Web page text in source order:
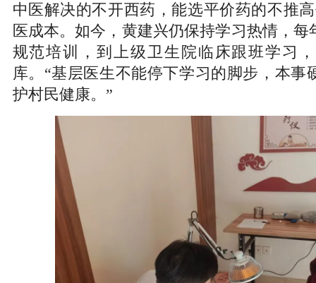
中医解决的不开西药，能选平价药的不推
医成本。如今，黄建兴仍保持学习热情，
规范培训，到上级卫生院临床跟班学习
库。“基层医生不能停下学习的脚步，本事
护村民健康。”